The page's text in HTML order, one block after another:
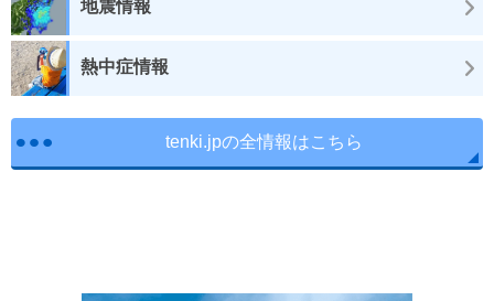
地震情報
熱中症情報
tenki.jpの全情報はこちら